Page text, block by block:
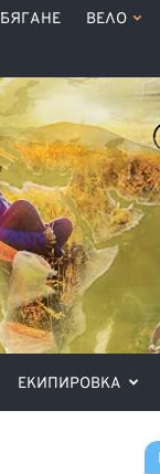
БЯГАНЕ ВЕЛО
ЕКИПИРОВКА